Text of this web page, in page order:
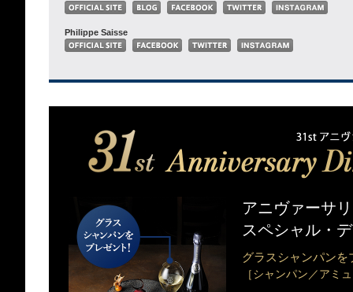
Philippe Saisse
アニヴァーサ
スペシャル・
グラスシャンパンを
［シャンパン／アミ